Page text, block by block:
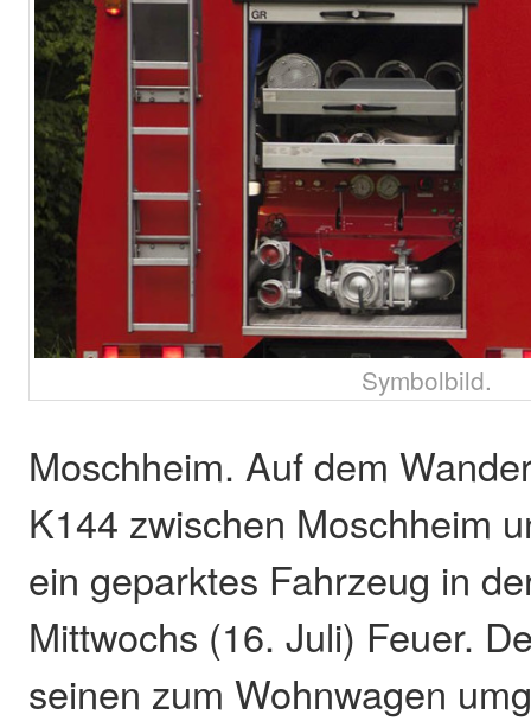
Symbolbild.
Moschheim. Auf dem
K144 zwischen Moschheim
ein geparktes Fahrzeug in
Mittwochs (16. Juli) Feuer.
seinen zum Wohnwagen